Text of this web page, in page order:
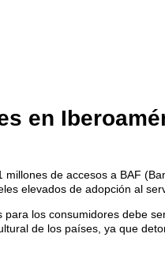
en
de accesos a BAF
elevados de adopción al
para los consumidores debe
de los países, ya que